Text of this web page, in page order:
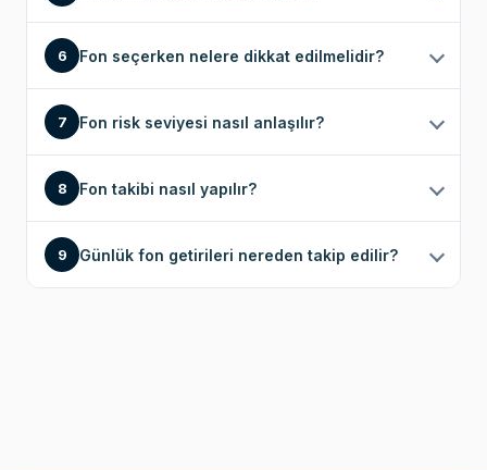
6 Fon seçerken nelere dikkat edilmelidir?
7 Fon risk seviyesi nasıl anlaşılır?
8 Fon takibi nasıl yapılır?
9 Günlük fon getirileri nereden takip edilir?